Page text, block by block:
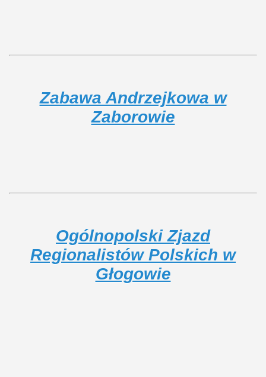
Zabawa Andrzejkowa w
Zaborowie
Ogólnopolski Zjazd
Regionalistów Polskich w
Głogowie